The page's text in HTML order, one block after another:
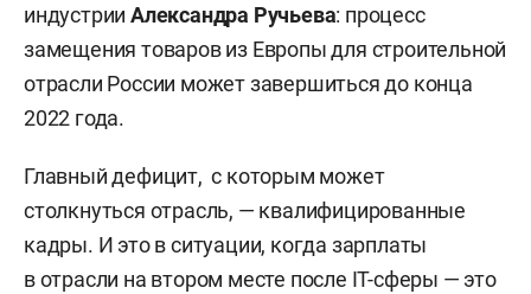
индустрииАлександра Ручьева: процесс
замещения товаров из Европы для строительной
отрасли России может завершиться до конца
2022 года.
Главный дефицит, с которым может
столкнуться отрасль, — квалифицированные
кадры. И это в ситуации, когда зарплаты
в отрасли на втором месте после IT-сферы — это